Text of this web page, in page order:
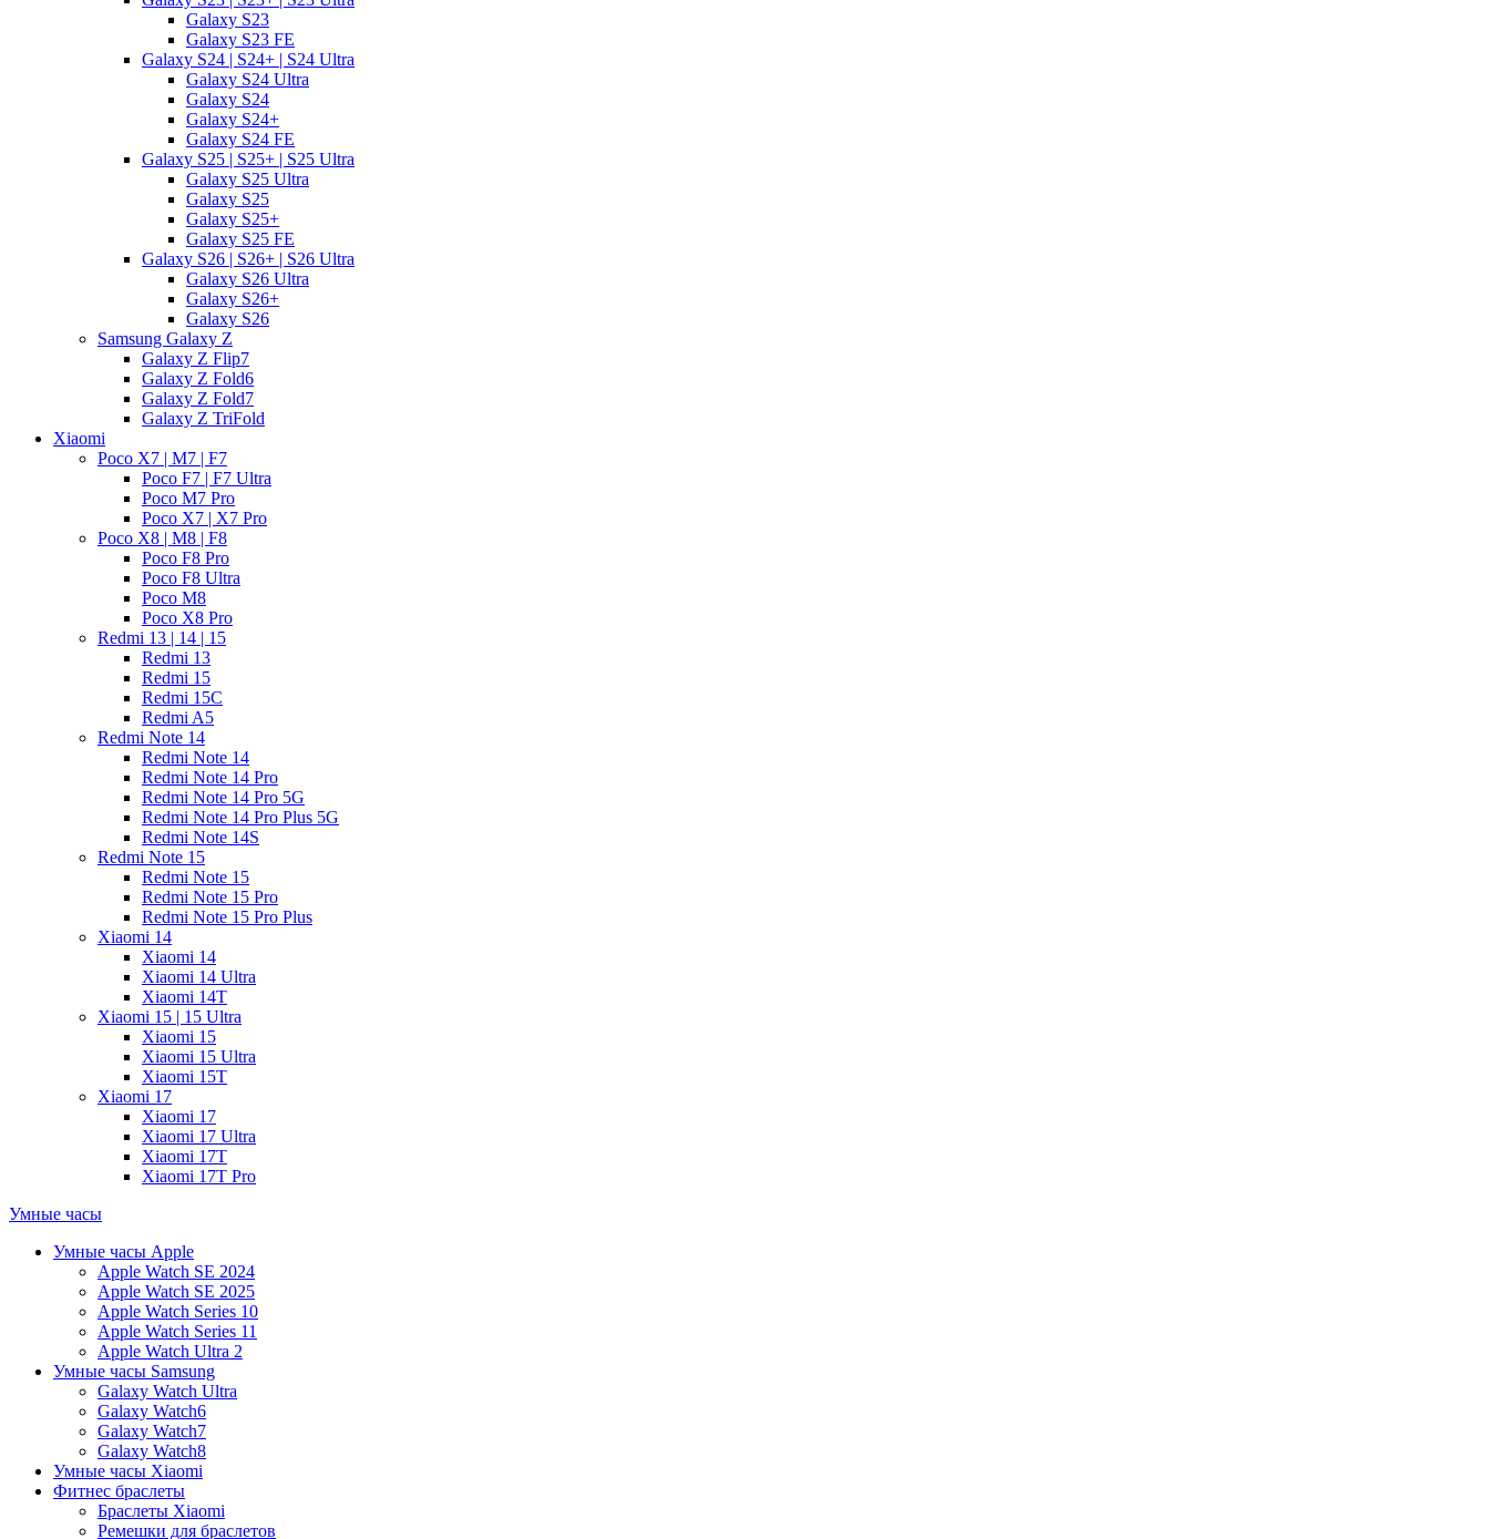
Galaxy S23
Galaxy S23 FE
Galaxy S24 | S24+ | S24 Ultra
Galaxy S24 Ultra
Galaxy S24
Galaxy S24+
Galaxy S24 FE
Galaxy S25 | S25+ | S25 Ultra
Galaxy S25 Ultra
Galaxy S25
Galaxy S25+
Galaxy S25 FE
Galaxy S26 | S26+ | S26 Ultra
Galaxy S26 Ultra
Galaxy S26+
Galaxy S26
Samsung Galaxy Z
Galaxy Z Flip7
Galaxy Z Fold6
Galaxy Z Fold7
Galaxy Z TriFold
Xiaomi
Poco X7 | M7 | F7
Poco F7 | F7 Ultra
Poco M7 Pro
Poco X7 | X7 Pro
Poco X8 | M8 | F8
Poco F8 Pro
Poco F8 Ultra
Poco M8
Poco X8 Pro
Redmi 13 | 14 | 15
Redmi 13
Redmi 15
Redmi 15C
Redmi A5
Redmi Note 14
Redmi Note 14
Redmi Note 14 Pro
Redmi Note 14 Pro 5G
Redmi Note 14 Pro Plus 5G
Redmi Note 14S
Redmi Note 15
Redmi Note 15
Redmi Note 15 Pro
Redmi Note 15 Pro Plus
Xiaomi 14
Xiaomi 14
Xiaomi 14 Ultra
Xiaomi 14T
Xiaomi 15 | 15 Ultra
Xiaomi 15
Xiaomi 15 Ultra
Xiaomi 15T
Xiaomi 17
Xiaomi 17
Xiaomi 17 Ultra
Xiaomi 17T
Xiaomi 17T Pro
Умные часы
Умные часы Apple
Apple Watch SE 2024
Apple Watch SE 2025
Apple Watch Series 10
Apple Watch Series 11
Apple Watch Ultra 2
Умные часы Samsung
Galaxy Watch Ultra
Galaxy Watch6
Galaxy Watch7
Galaxy Watch8
Умные часы Xiaomi
Фитнес браслеты
Браслеты Xiaomi
Ремешки для браслетов